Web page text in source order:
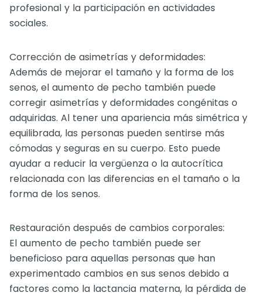
profesional y la participación en actividades
sociales.
Corrección de asimetrías y deformidades:
Además de mejorar el tamaño y la forma de los
senos, el aumento de pecho también puede
corregir asimetrías y deformidades congénitas o
adquiridas. Al tener una apariencia más simétrica y
equilibrada, las personas pueden sentirse más
cómodas y seguras en su cuerpo. Esto puede
ayudar a reducir la vergüenza o la autocrítica
relacionada con las diferencias en el tamaño o la
forma de los senos.
Restauración después de cambios corporales:
El aumento de pecho también puede ser
beneficioso para aquellas personas que han
experimentado cambios en sus senos debido a
factores como la lactancia materna, la pérdida de